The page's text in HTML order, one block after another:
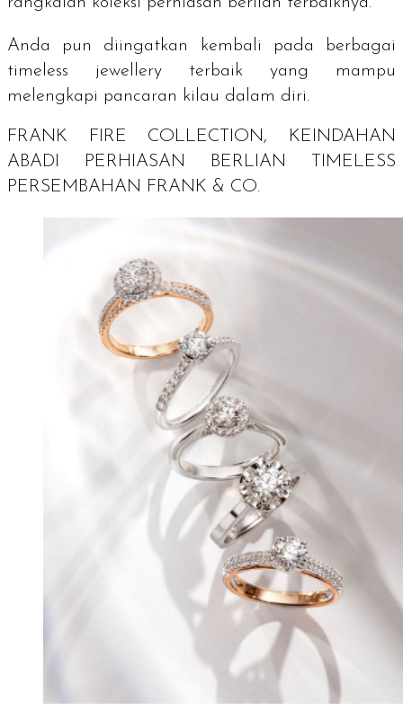
Anda pun diingatkan kembali pada berbagai
timeless jewellery terbaik yang mampu
melengkapi pancaran kilau dalam diri.
FRANK FIRE COLLECTION, KEINDAHAN
ABADI PERHIASAN BERLIAN TIMELESS
PERSEMBAHAN FRANK & CO.